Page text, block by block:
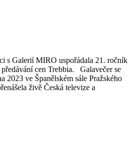
s Galerií MIRO uspořádala 21. ročník
cen Trebbia. Galavečer se
2023 ve Španělském sále Pražského
živě Česká televize a